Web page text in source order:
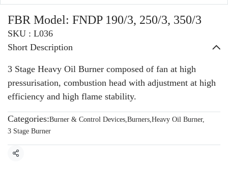
FBR Model: FNDP 190/3, 250/3, 350/3
SKU : L036
Short Description
3 Stage Heavy Oil Burner composed of fan at high
pressurisation, combustion head with adjustment at high
efficiency and high flame stability.
Categories:Burner & Control Devices,Burners,Heavy Oil Burner,
3 Stage Burner
Share